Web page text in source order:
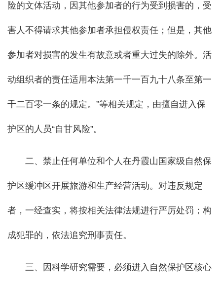
险的文体活动，因其他参加者的行为受到损害的，受
害人不得请求其他参加者承担侵权责任；但是，其他
参加者对损害的发生有故意或者重大过失的除外。活
动组织者的责任适用本法第一千一百九十八条至第一
千二百零一条的规定。”等相关规定，由擅自进入保
护区的人员“自甘风险”。
二、禁止任何单位和个人在丹霞山国家级自然保
护区缓冲区开展旅游和生产经营活动。对违反规定
者，一经查实，将按相关法律法规进行严厉处罚；构
成犯罪的，依法追究刑事责任。
三、因科学研究需要，必须进入自然保护区核心